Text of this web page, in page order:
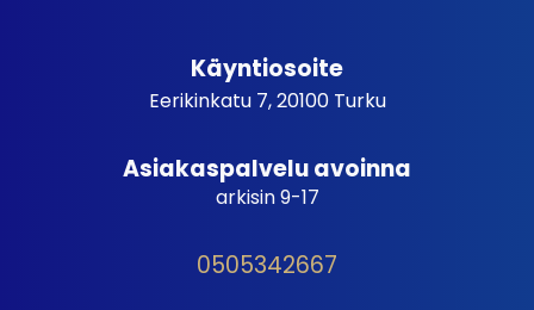
Käyntiosoite
Eerikinkatu 7, 20100 Turku
Asiakaspalvelu avoinna
arkisin 9-17
0505342667